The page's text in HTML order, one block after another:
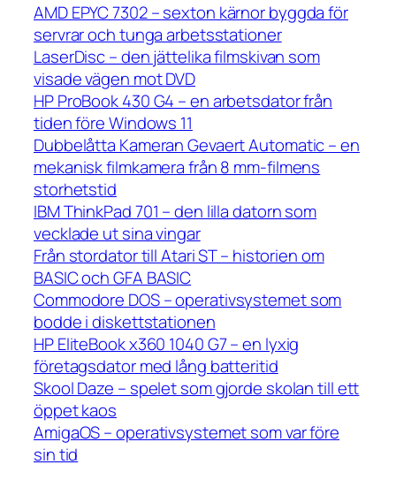
AMD EPYC 7302 – sexton kärnor byggda för
servrar och tunga arbetsstationer
LaserDisc – den jättelika filmskivan som
visade vägen mot DVD
HP ProBook 430 G4 – en arbetsdator från
tiden före Windows 11
Dubbelåtta Kameran Gevaert Automatic – en
mekanisk filmkamera från 8 mm-filmens
storhetstid
IBM ThinkPad 701 – den lilla datorn som
vecklade ut sina vingar
Från stordator till Atari ST – historien om
BASIC och GFA BASIC
Commodore DOS – operativsystemet som
bodde i diskettstationen
HP EliteBook x360 1040 G7 – en lyxig
företagsdator med lång batteritid
Skool Daze – spelet som gjorde skolan till ett
öppet kaos
AmigaOS – operativsystemet som var före
sin tid